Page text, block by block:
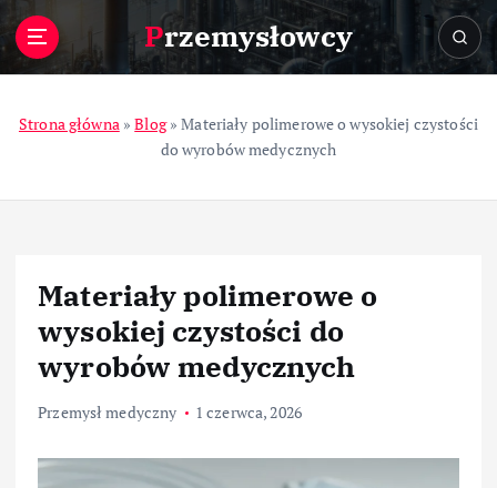
Przemysłowcy
Strona główna»Blog»Materiały polimerowe o wysokiej czystości
do wyrobów medycznych
Materiały polimerowe o
wysokiej czystości do
wyrobów medycznych
Przemysł medyczny 1 czerwca, 2026